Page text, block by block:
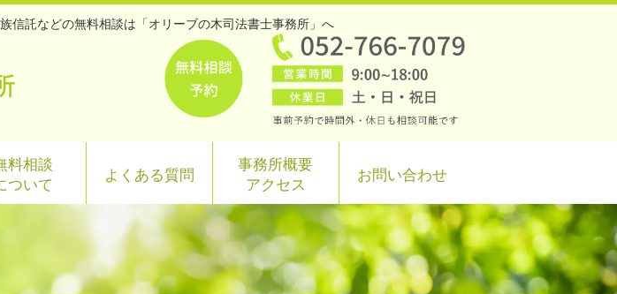
信託などの無料相談は「オリーブの木司法書士事務所」へ
料相談
ついて
よくある質問
事務所概要
アクセス
お問い合わせ